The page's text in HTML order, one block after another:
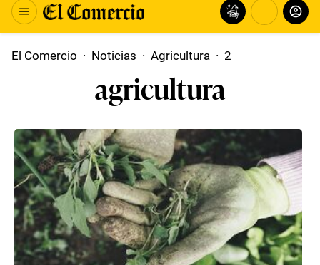
El Comercio · Noticias · Agricultura · 2
agricultura